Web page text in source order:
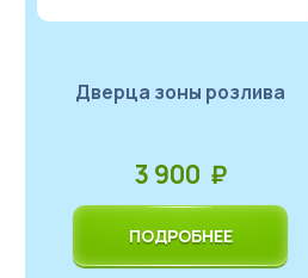
Дверца зоны розлива
3 900 ₽
ПОДРОБНЕЕ